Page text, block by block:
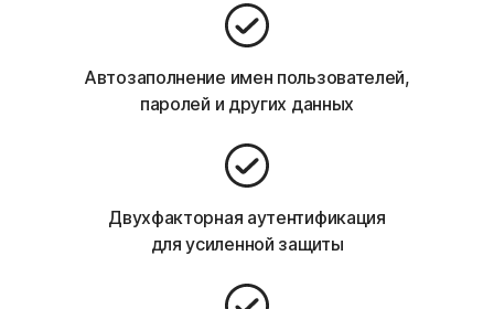
Автозаполнение имен пользователей,
паролей и других данных
Двухфакторная аутентификация
для усиленной защиты